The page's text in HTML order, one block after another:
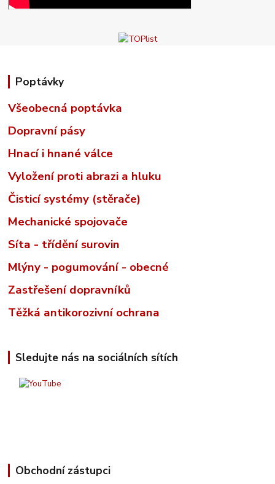
Poptávky
Všeobecná poptávka
Dopravní pásy
Hnací i hnané válce
Vyložení proti abrazi a hluku
Čisticí systémy (stěrače)
Mechanické spojovače
Síta - třídění surovin
Mlýny - pogumování - obecné
Zastřešení dopravníků
Těžká antikorozivní ochrana
Sledujte nás na sociálních sítích
Obchodní zástupci